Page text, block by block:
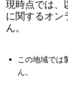
現時点では、
に関するオン
ん。
この地域では
ん。